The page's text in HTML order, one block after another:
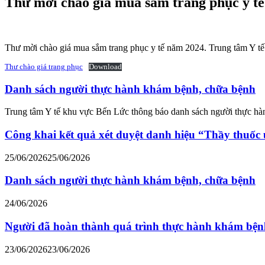
Thư mời chào giá mua sắm trang phục y tế năm 2024. Trung tâm Y
Thư chào giá trang phục Download
Danh sách người thực hành khám bệnh, chữa bệnh
Trung tâm Y tế khu vực Bến Lức thông báo danh sách người thực
Công khai kết quả xét duyệt danh hiệu “Thầy
25/06/202625/06/2026
Danh sách người thực hành khám bệnh, chữa bệnh
24/06/2026
Người đã hoàn thành quá trình thực hành khám
23/06/202623/06/2026